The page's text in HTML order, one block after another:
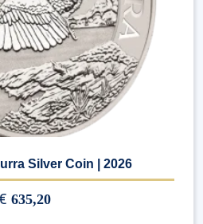
Silver Coin | 2026
€ 635,20